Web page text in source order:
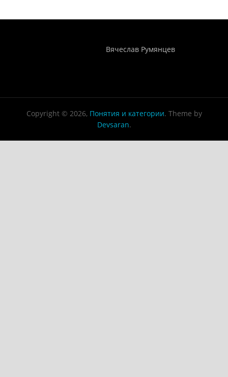
Вячеслав Румянцев
Copyright © 2026, Понятия и категории. Theme by
Devsaran.